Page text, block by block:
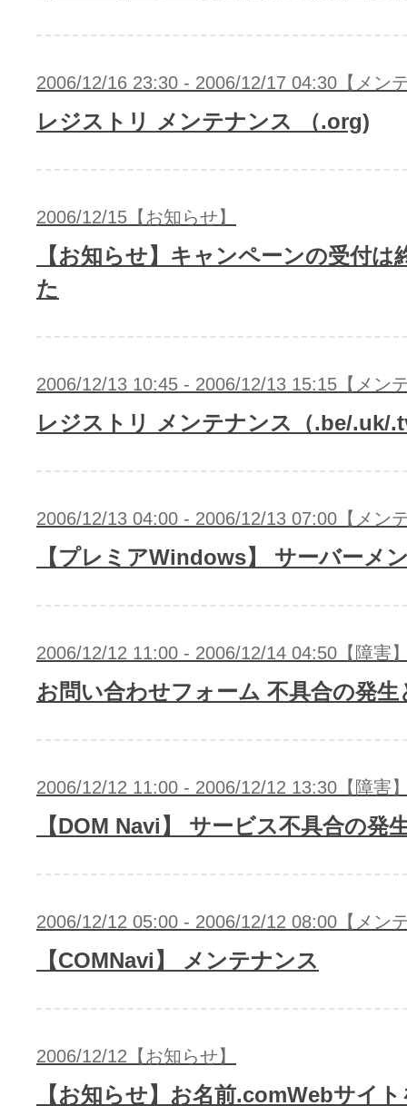
2006/12/16 23:30 - 2006/12/17 04:30【メン
レジストリ メンテナンス （.org)
2006/12/15【お知らせ】
【お知らせ】キャンペーンの受付は
た
2006/12/13 10:45 - 2006/12/13 15:15【メン
レジストリ メンテナンス（.be/.uk/
2006/12/13 04:00 - 2006/12/13 07:00【メン
【プレミアWindows】 サーバーメ
2006/12/12 11:00 - 2006/12/14 04:50【障害
お問い合わせフォーム 不具合の発生
2006/12/12 11:00 - 2006/12/12 13:30【障害
【DOM Navi】 サービス不具合の発
2006/12/12 05:00 - 2006/12/12 08:00【メン
【COMNavi】 メンテナンス
2006/12/12【お知らせ】
【お知らせ】お名前.comWebサイ